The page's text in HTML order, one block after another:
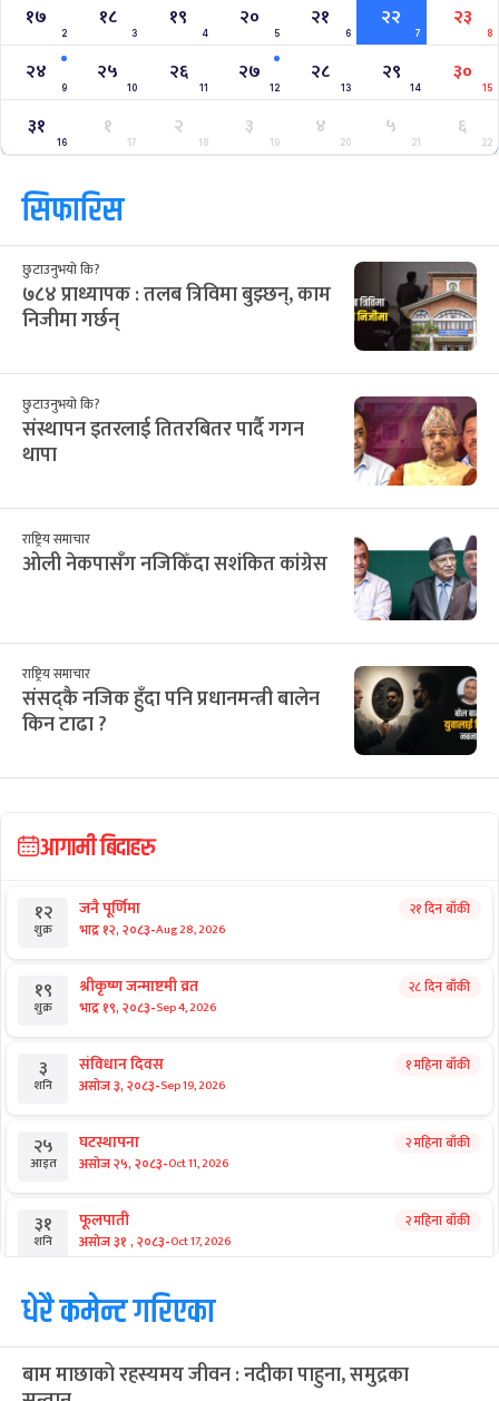
१७
2
१८
3
१९
4
२०
5
२१
6
२२
7
२३
8
२४
9
२५
10
२६
11
२७
12
२८
13
२९
14
३०
15
३१
16
१
17
२
18
३
19
४
20
५
21
६
22
सिफारिस
छुटाउनुभयो कि?
७८४ प्राध्यापक : तलब त्रिविमा बुझ्छन्, काम
निजीमा गर्छन्
छुटाउनुभयो कि?
संस्थापन इतरलाई तितरबितर पार्दै गगन
थापा
राष्ट्रिय समाचार
ओली नेकपासँग नजिकिँदा सशंकित कांग्रेस
राष्ट्रिय समाचार
संसद्कै नजिक हुँदा पनि प्रधानमन्त्री बालेन
किन टाढा ?
आगामी बिदाहरु
१२
शुक्र
जनै पूर्णिमा
भाद्र १२, २०८३-Aug 28, 2026
२१ दिन बाँकी
१९
शुक्र
श्रीकृष्ण जन्माष्टमी व्रत
भाद्र १९, २०८३-Sep 4, 2026
२८ दिन बाँकी
३
शनि
संविधान दिवस
असोज ३, २०८३-Sep 19, 2026
१ महिना बाँकी
२५
आइत
घटस्थापना
असोज २५, २०८३-Oct 11, 2026
२ महिना बाँकी
३१
शनि
फूलपाती
असोज ३१ , २०८३-Oct 17, 2026
२ महिना बाँकी
१
आइत
कार्तिक सङ्क्रान्ति
कार्तिक १, २०८३-Oct 18, 2026
३ महानवमी २ महिना बाँकी
धेरै कमेन्ट गरिएका
बाम माछाको रहस्यमय जीवन : नदीका पाहुना, समुद्रका